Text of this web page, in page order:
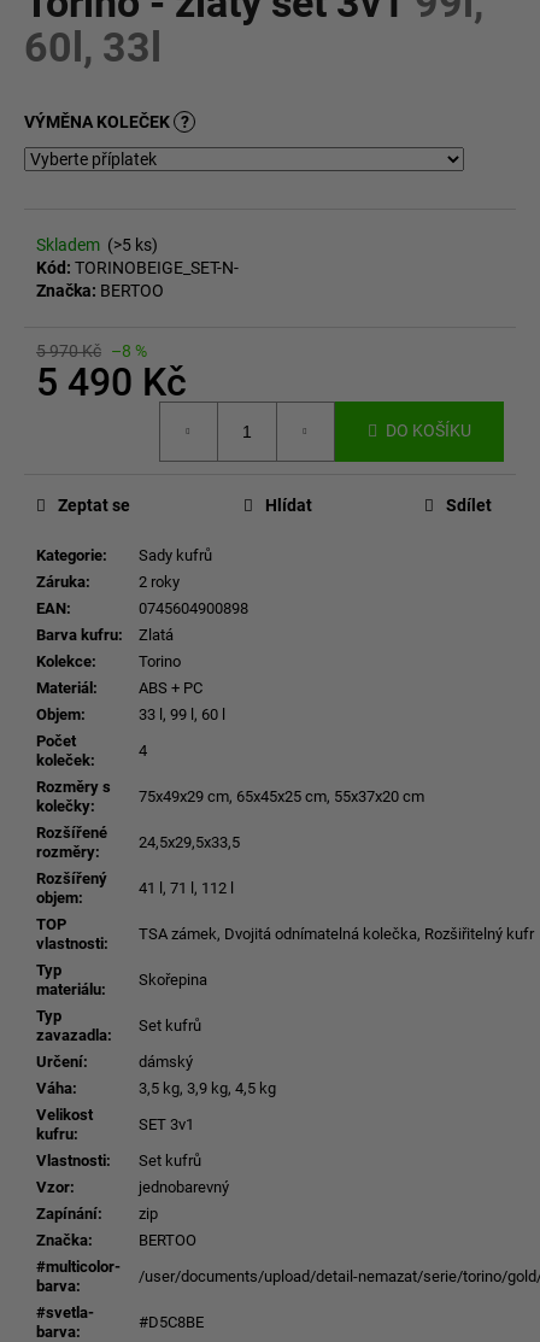
5
hvězdiček.
60l, 33l
VÝMĚNA KOLEČEK ?
Skladem (>5 ks)
Kód: TORINOBEIGE_SET-N-
Značka: BERTOO
5 970 Kč –8 %
5 490 Kč
DO KOŠÍKU
Kategorie:
Sady kufrů
Záruka:
2 roky
EAN:
0745604900898
Barva kufru:
Zlatá
Kolekce:
Torino
Materiál:
ABS + PC
Objem:
33 l, 99 l, 60 l
Počet
koleček:
4
Rozměry s
kolečky:
75x49x29 cm, 65x45x25 cm, 55x37x20 cm
Rozšířené
rozměry:
24,5x29,5x33,5
Rozšířený
objem:
41 l, 71 l, 112 l
TOP
vlastnosti:
TSA zámek, Dvojitá odnímatelná kolečka, Rozšiřitelný kufr
Typ
materiálu:
Skořepina
Typ
zavazadla:
Set kufrů
Určení:
dámský
Váha:
3,5 kg, 3,9 kg, 4,5 kg
Velikost
kufru:
SET 3v1
Vlastnosti:
Set kufrů
Vzor:
jednobarevný
Zapínání:
zip
Značka:
BERTOO
#multicolor-
barva:
/user/documents/upload/detail-nemazat/serie/torino/
#svetla-
barva:
#D5C8BE
Zeptat se Hlídat Sdílet
u
j
m
e